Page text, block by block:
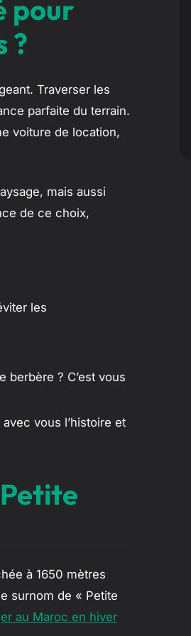
pour
?
Traverser les
parfaite du terrain.
voiture de location,
mais aussi
de ce choix,
les
berbère ? C’est vous
vous l’histoire et
à 1650 mètres
surnom de « Petite
au Maroc en hiver